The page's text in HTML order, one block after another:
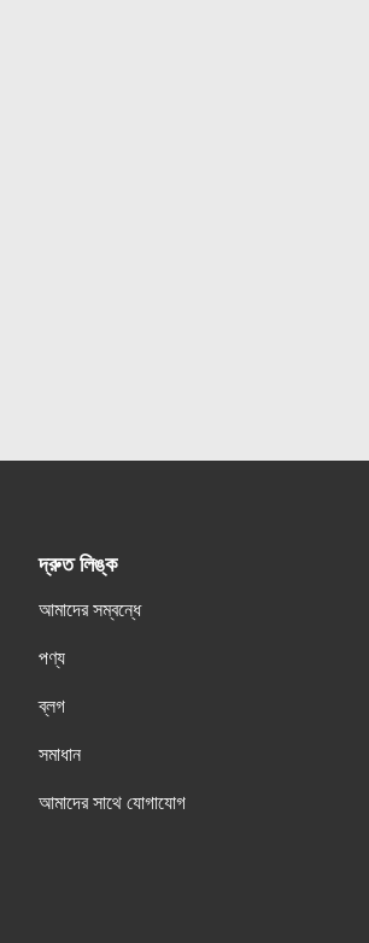
দ্রুত লিঙ্ক
আমাদের সম্বন্ধে
পণ্য
ব্লগ
সমাধান
আমাদের সাথে যোগাযোগ